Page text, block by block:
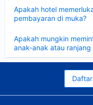
Apakah hotel
pembayaran di muka?
Apakah mungkin
anak-anak atau ranjang